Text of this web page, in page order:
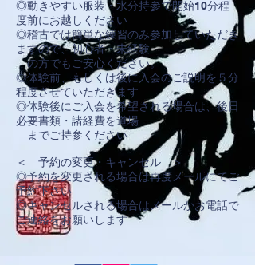
◎動きやすい服装・水分持参で開始10分程
度前にお越しください
◎稽古では簡単な練習のみ参加していただき
ますので、初心者・未経験
の方でもご安心ください。
◎体験前、もしくは後に入会のご説明を５分
程度させていただきます
◎体験後にご入会を希望される場合は、後日
必要書類・諸経費を道場
までご持参ください
＜ 予約の変更・キャンセル ＞
◎予約を変更される場合は再度メールにてご
予約下さい
◎キャンセルされる場合はメールかお電話で
ご連絡をお願いします